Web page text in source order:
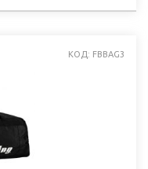
КОД: FBBAG3